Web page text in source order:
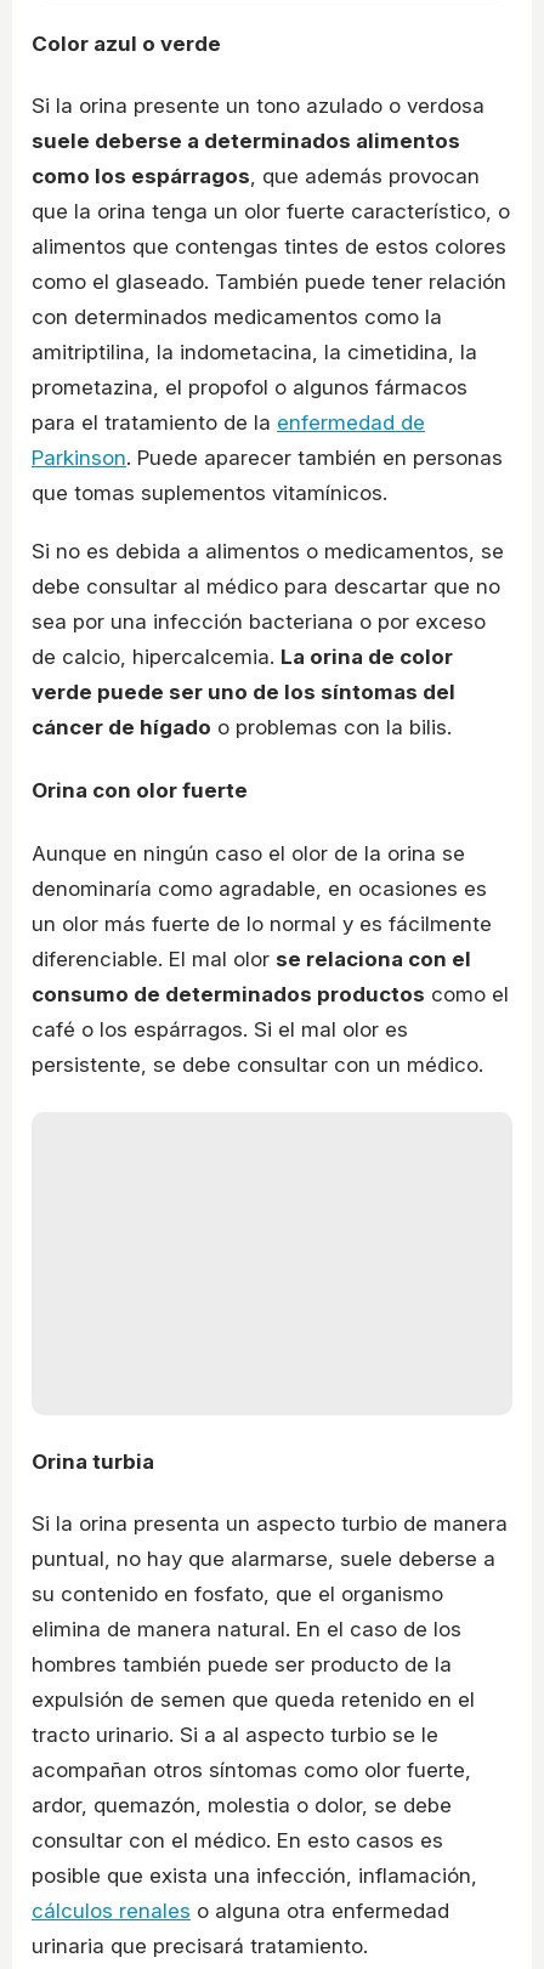
Color azul o verde
Si la orina presente un tono azulado o verdosa
suele deberse a determinados alimentos
como los espárragos, que además provocan
que la orina tenga un olor fuerte característico, o
alimentos que contengas tintes de estos colores
como el glaseado. También puede tener relación
con determinados medicamentos como la
amitriptilina, la indometacina, la cimetidina, la
prometazina, el propofol o algunos fármacos
para el tratamiento de la enfermedad de
Parkinson. Puede aparecer también en personas
que tomas suplementos vitamínicos.
Si no es debida a alimentos o medicamentos, se
debe consultar al médico para descartar que no
sea por una infección bacteriana o por exceso
de calcio, hipercalcemia. La orina de color
verde puede ser uno de los síntomas del
cáncer de hígado o problemas con la bilis.
Orina con olor fuerte
Aunque en ningún caso el olor de la orina se
denominaría como agradable, en ocasiones es
un olor más fuerte de lo normal y es fácilmente
diferenciable. El mal olor se relaciona con el
consumo de determinados productos como el
café o los espárragos. Si el mal olor es
persistente, se debe consultar con un médico.
Orina turbia
Si la orina presenta un aspecto turbio de manera
puntual, no hay que alarmarse, suele deberse a
su contenido en fosfato, que el organismo
elimina de manera natural. En el caso de los
hombres también puede ser producto de la
expulsión de semen que queda retenido en el
tracto urinario. Si a al aspecto turbio se le
acompañan otros síntomas como olor fuerte,
ardor, quemazón, molestia o dolor, se debe
consultar con el médico. En esto casos es
posible que exista una infección, inflamación,
cálculos renales o alguna otra enfermedad
urinaria que precisará tratamiento.